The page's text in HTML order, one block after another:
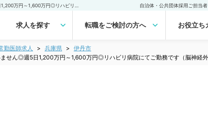
自治体・公共団体採用ご担当
求人を探す 転職をご検討の方へ お役立ち
勤医師求人 兵庫県
伊丹市
ません◎週5日1,200万円～1,600万円◎リハビリ病院にてご勤務です（脳神経外